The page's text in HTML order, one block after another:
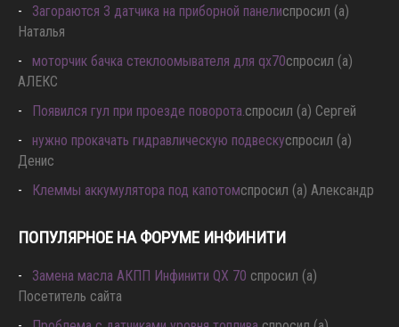
Загораются 3 датчика на приборной панелиспросил (а)
Наталья
моторчик бачка стеклоомывателя для qx70спросил (а)
АЛЕКС
Появился гул при проезде поворота.спросил (а) Сергей
нужно прокачать гидравлическую подвескуспросил (а)
Денис
Клеммы аккумулятора под капотомспросил (а) Александр
ПОПУЛЯРНОЕ НА ФОРУМЕ ИНФИНИТИ
Замена масла АКПП Инфинити QX 70 спросил (а)
Посетитель сайта